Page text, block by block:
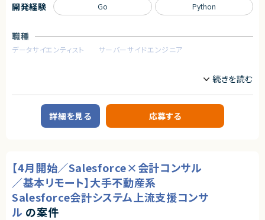
職種
データサイエンティスト サーバーサイドエンジニア
テクノロジーを活用し、法務業務の効率化・自動化を推進するリーガルテッ
【業務内容】
生成AIや大規模言語モデルの応用に関する開発及び運用
・生成AIや大規模言語モデル以外の数理最適化手法を用いたリーガルテック
プロダクトの新規機能に関する企画提案
・既存プロダクトAIの保守運用および改善
求めるスキル
開発経験 Go Python
詳細を見る 応募する
【4月開始／Salesforce×会計コンサル
／基本リモート】大手不動産系
Salesforce会計システム上流支援コンサ
ル の案件